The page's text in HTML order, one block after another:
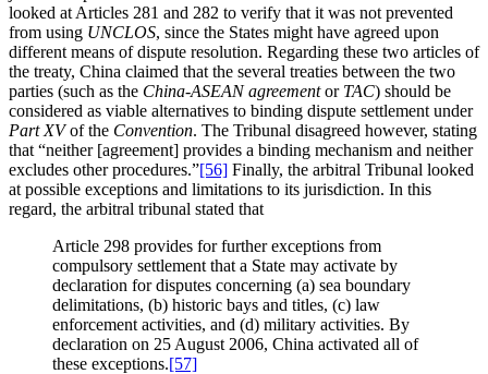
looked at Articles 281 and 282 to verify that it was not prevented
from using UNCLOS, since the States might have agreed upon
different means of dispute resolution. Regarding these two articles of
the treaty, China claimed that the several treaties between the two
parties (such as the China-ASEAN agreementor TAC) should be
considered as viable alternatives to binding dispute settlement under
Part XVof the Convention. The Tribunal disagreed however, stating
that “neither [agreement] provides a binding mechanism and neither
excludes other procedures.”[56] Finally, the arbitral Tribunal looked
at possible exceptions and limitations to its jurisdiction. In this
regard, the arbitral tribunal stated that
Article 298 provides for further exceptions from
compulsory settlement that a State may activate by
declaration for disputes concerning (a) sea boundary
delimitations, (b) historic bays and titles, (c) law
enforcement activities, and (d) military activities. By
declaration on 25 August 2006, China activated all of
these exceptions.[57]